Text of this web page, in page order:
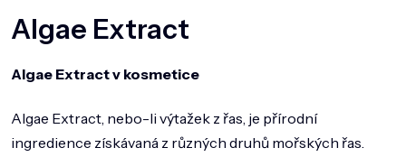
ZDRAVÍ
MUŽI
Algae Extract
Algae Extract v kosmetice
Algae Extract, nebo-li výtažek z řas, je přírodní
ingredience získávaná z různých druhů mořských řas.